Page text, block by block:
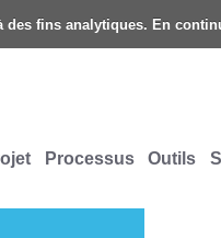
des fins analytiques. En
Processus Outils